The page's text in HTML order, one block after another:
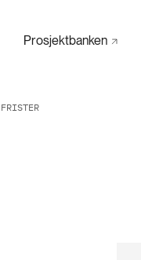
Prosjektbanken